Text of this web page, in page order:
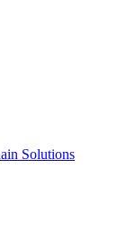
Solutions